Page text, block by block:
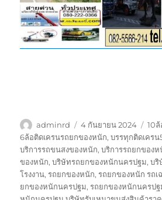
ผู้
เขียน
adminrd
เขียน
เมื่อ
4 กันยายน 2024
ป้าย
กำ
10
6ล้อติดเครนรถยกของหนัก,บรรทุกติดเคร
บริการรถขนสงของหนัก,บริการรถยกของ
ของหนัก,บริษัทรถยกของหนักนครปฐม,บริ
โรงงาน,รถยกของหนัก,รถยกของหนัก รถเ
ยกของหนักนครปฐม,รถยกของหนักนครปฐ